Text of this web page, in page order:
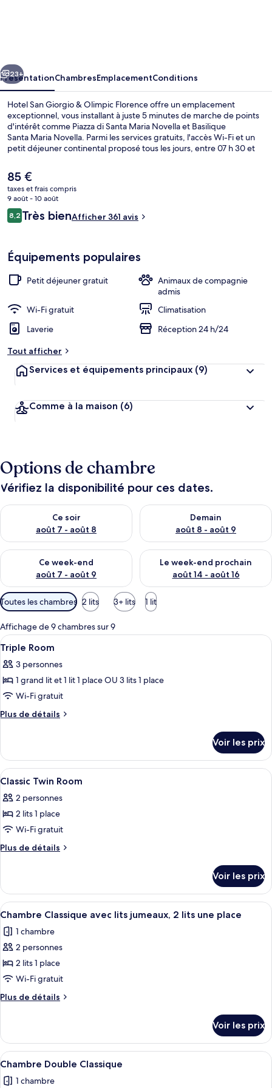
Olimpic
Florence
Suivant
23+
PrésentationChambresEmplacementConditions
Hotel San Giorgio & Olimpic Florence offre un emplacement
exceptionnel, vous installant à juste 5 minutes de marche de points
d'intérêt comme Piazza di Santa Maria Novella et Basilique
Santa Maria Novella. Parmi les services gratuits, l'accès Wi-Fi et un
petit déjeuner continental proposé tous les jours, entre 07 h 30 et
trouvent par ailleurs à moins de 10 minutes à pied. Les autres
voyageurs ne disent que du bien en ce qui concerne le personnel
attentionné. Quelques minutes de marche seulement séparent
l'hébergement des transports publics : Arrêt de tram Unità est
accessible en quelques foulées et Arrêt de tram Valfonda - Stazione
Santa Maria Novella se situe à 3 min à pied.
Le
prix
actuel
est
de
85 €
taxes et frais compris
9 août - 10 août
Avis
voyageurs
8,28,2 sur 10
Très bienAfficher 361 avis
Équipements populaires
Petit déjeuner gratuit
Animaux de compagnie
admis
Wi-Fi gratuit
Climatisation
Laverie
Réception 24 h/24
Tout afficher
Services et équipements principaux (9)
Comme à la maison (6)
Options de chambre
Vérifiez la disponibilité pour ces dates.
Ce soir
août 7 - août 8
Vérifier la disponibilité pour ce soir août 7 - août 8
Demain
août 8 - août 9
Vérifier la disponibilité pour
Ce week-end
août 7 - août 9
Vérifier la disponibilité pour ce week-end août 7 - août 9
Le week-end prochain
août 14 - août 16
Vérifier la disponibilité pour
Filtres
disponibles
pour
les
chambres
Toutes les chambres 2 lits 3+ lits 1 lit
Affichage de 9 chambres sur 9
Afficher
toutes
les
photos
pour
ce
chambre :
Triple
Room
12
Triple Room
3 personnes
1 grand lit et 1 lit 1 place OU 3 lits 1 place
Wi-Fi gratuit
Plus de détails
Plus
le
type
de
Triple
Room
Voir les prix
Afficher
toutes
les
photos
pour
ce
chambre :
Classic
Twin
Room
Une chambre d’hôtel avec deux
4
Classic Twin Room
2 personnes
2 lits 1 place
Wi-Fi gratuit
Plus de détails
Plus
le
type
de
Classic
Twin
Voir les prix
Afficher
toutes
les
photos
pour
ce
type
de
Chambre
Classique
avec
lits
Une chambre avec deux lits, un
4
Chambre Classique avec lits jumeaux, 2 lits une place
1 chambre
2 personnes
2 lits 1 place
Wi-Fi gratuit
Plus de détails
Plus
le
type
de
Chambre
Voir les prix
Afficher
toutes
Une chambre d’hôtel avec un lit, un
8
Chambre Double Classique
1 chambre